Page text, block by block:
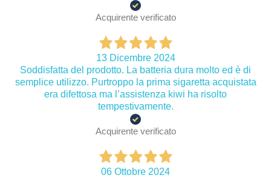
Acquirente verificato
13 Dicembre 2024
Soddisfatta del prodotto. La batteria dura molto ed è di
semplice utilizzo. Purtroppo la prima sigaretta acquistata
era difettosa ma l’assistenza kiwi ha risolto
tempestivamente.
Acquirente verificato
06 Ottobre 2024